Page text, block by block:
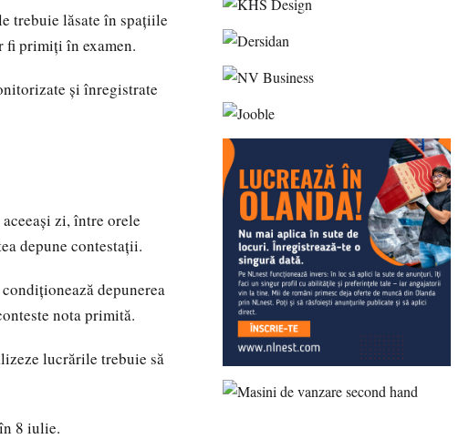
trebuie lăsate în spațiile
fi primiți în examen.
și înregistrate
zi, între orele
depune contestații.
depunerea
nota primită.
lucrările trebuie să
8 iulie.